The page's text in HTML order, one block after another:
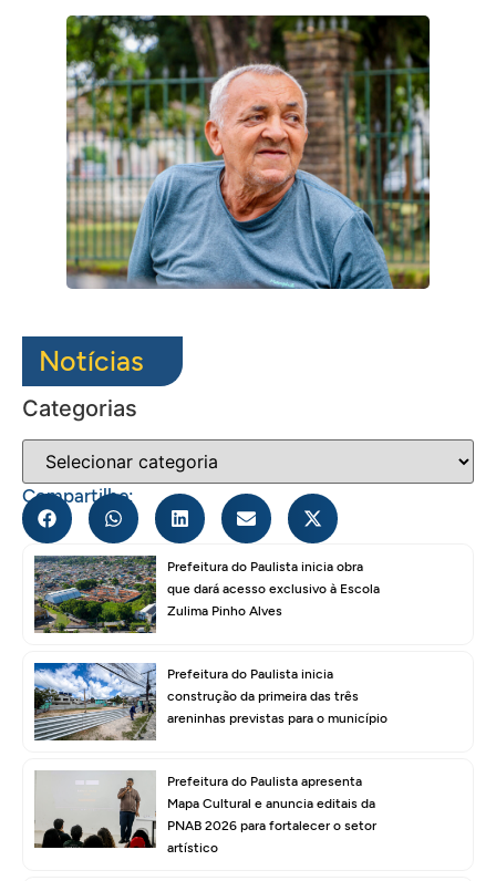
Notícias
Categorias
Compartilhe:
Prefeitura do Paulista inicia obra
que dará acesso exclusivo à Escola
Zulima Pinho Alves
Prefeitura do Paulista inicia
construção da primeira das três
areninhas previstas para o município
Prefeitura do Paulista apresenta
Mapa Cultural e anuncia editais da
PNAB 2026 para fortalecer o setor
artístico